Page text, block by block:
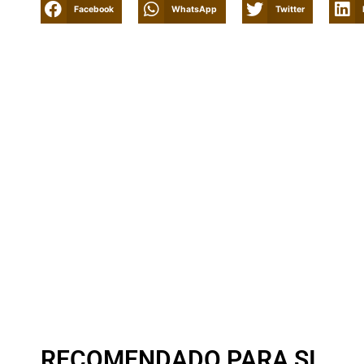
Facebook WhatsApp Twitter